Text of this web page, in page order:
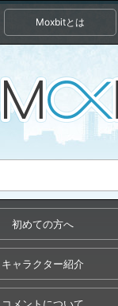
Moxbitとは
初めての方へ
キャラクター紹介